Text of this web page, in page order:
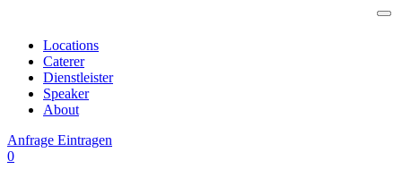
Locations
Caterer
Dienstleister
Speaker
About
Anfrage Eintragen
0